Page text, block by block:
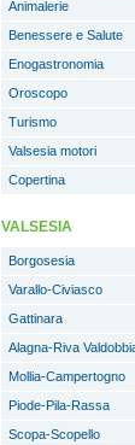
Animalerie
Benessere e Salute
Enogastronomia
Oroscopo
Turismo
Valsesia motori
Copertina
VALSESIA
Borgosesia
Varallo-Civiasco
Gattinara
Alagna-Riva
Mollia-Campertogno
Piode-Pila-Rassa
Scopa-Scopello